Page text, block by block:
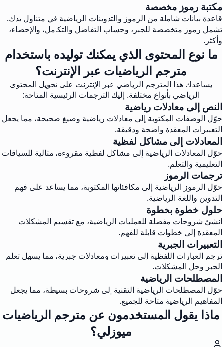
مكتبة رموز مخصصة
قاعدة بيانات شاملة من الرموز والتدوينات الرياضية في متناول يدك.
تشمل رموز متخصصة للجبر، وحساب التفاضل والتكامل، والإحصاء،
وأكثر.
ما نوع المحتوى الذي يمكنك توليده باستخدام
مترجم الرياضيات عبر الإنترنت؟
يساعدك هذا المترجم الرياضي عبر الإنترنت على تحويل المحتوى
الرياضي بأنواع مختلفة. إليك الترجمات الرئيسية المتاحة:
النص إلى معادلات رياضية
حوّل الوصفات المكتوبة إلى معادلات رياضية وصيغ صحيحة، مما يجعل
التعبيرات المعقدة واضحة ودقيقة.
المعادلات إلى مشاكل لفظية
حوّل المعادلات الرياضية إلى مشاكل لفظية مقروءة، مثالية للسياقات
التعليمية والتعلم.
ترجمات الرموز
حوّل الرموز الرياضية إلى مكافئاتها المكتوبة، مما يساعد على فهم
التدوين واللغة الرياضية.
حلول خطوة بخطوة
انشئ شروحات مفصلة للعمليات الرياضية، مع تقسيم المشكلات
المعقدة إلى خطوات قابلة للفهم.
التعبيرات الجبرية
ترجم العبارات اللفظية إلى تعبيرات ومعادلات جبرية، مما يسهل تعلم
الجبر وحل المشكلات.
المصطلحات الرياضية
حوّل المصطلحات الرياضية التقنية إلى شروحات بسيطة، مما يجعل
المفاهيم الرياضية متاحة للجميع.
ماذا يقول المستخدمون عن مترجم الرياضيات
ميوزلي؟